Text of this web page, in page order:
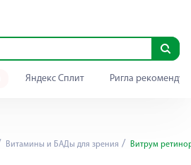
Яндекс Сплит Ригла
Витамины и БАДы для зрения Витрум